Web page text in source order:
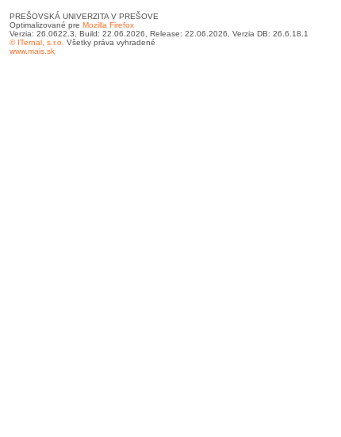
PREŠOVSKÁ UNIVERZITA V PREŠOVE
Optimalizované pre Mozilla Firefox
Verzia: 26.0622.3, Build: 22.06.2026, Release: 22.06.2026, Verzia DB: 26.6.18.1
© ITernal, s.r.o. Všetky práva vyhradené
www.mais.sk